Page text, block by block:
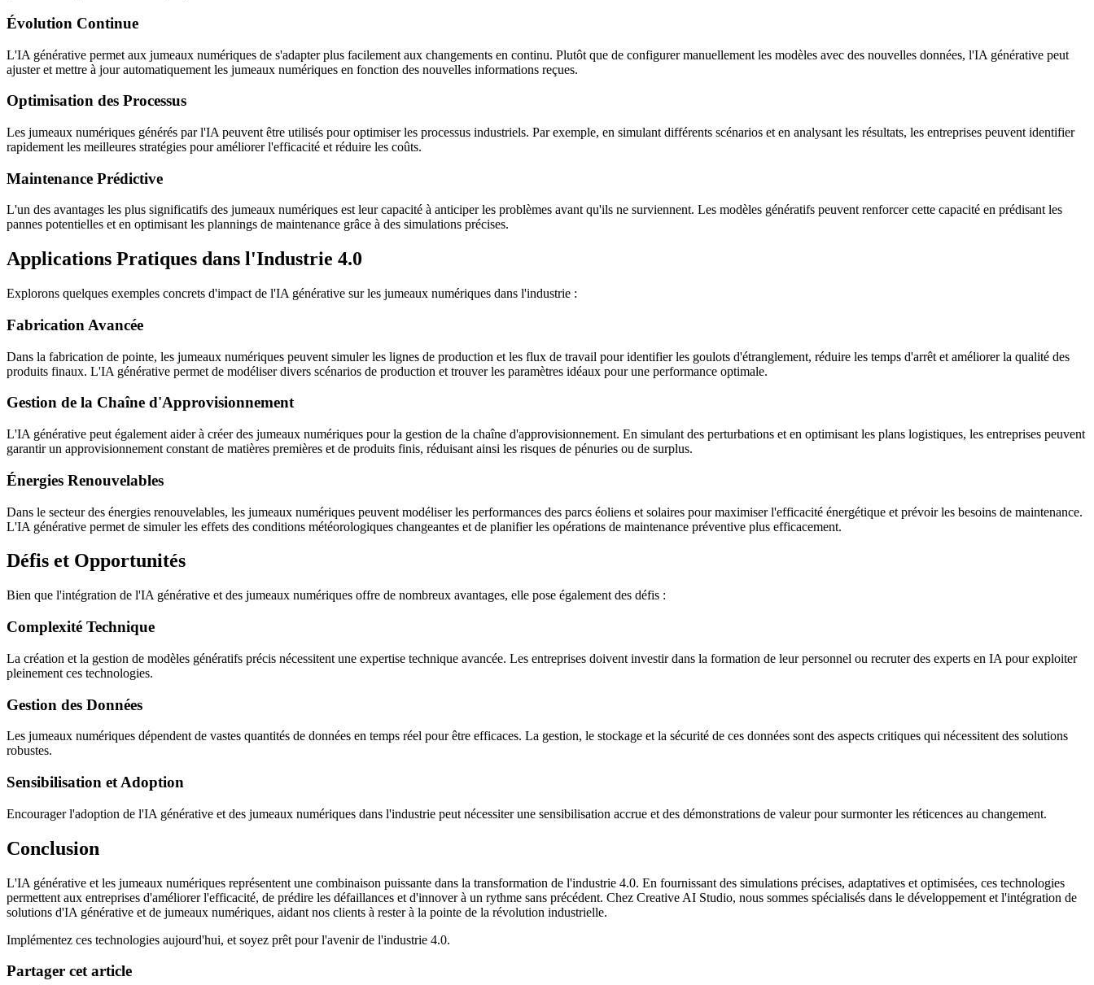
Évolution Continue
L'IA générative permet aux jumeaux numériques de s'adapter plus facilement aux changements en continu. Plutôt que de configurer manuellement les modèles avec des nouvelles données, l'IA générative peut
ajuster et mettre à jour automatiquement les jumeaux numériques en fonction des nouvelles informations reçues.
Optimisation des Processus
Les jumeaux numériques générés par l'IA peuvent être utilisés pour optimiser les processus industriels. Par exemple, en simulant différents scénarios et en analysant les résultats, les entreprises peuvent identifier
rapidement les meilleures stratégies pour améliorer l'efficacité et réduire les coûts.
Maintenance Prédictive
L'un des avantages les plus significatifs des jumeaux numériques est leur capacité à anticiper les problèmes avant qu'ils ne surviennent. Les modèles génératifs peuvent renforcer cette capacité en prédisant les
pannes potentielles et en optimisant les plannings de maintenance grâce à des simulations précises.
Applications Pratiques dans l'Industrie 4.0
Explorons quelques exemples concrets d'impact de l'IA générative sur les jumeaux numériques dans l'industrie :
Fabrication Avancée
Dans la fabrication de pointe, les jumeaux numériques peuvent simuler les lignes de production et les flux de travail pour identifier les goulots d'étranglement, réduire les temps d'arrêt et améliorer la qualité des
produits finaux. L'IA générative permet de modéliser divers scénarios de production et trouver les paramètres idéaux pour une performance optimale.
Gestion de la Chaîne d'Approvisionnement
L'IA générative peut également aider à créer des jumeaux numériques pour la gestion de la chaîne d'approvisionnement. En simulant des perturbations et en optimisant les plans logistiques, les entreprises peuvent
garantir un approvisionnement constant de matières premières et de produits finis, réduisant ainsi les risques de pénuries ou de surplus.
Énergies Renouvelables
Dans le secteur des énergies renouvelables, les jumeaux numériques peuvent modéliser les performances des parcs éoliens et solaires pour maximiser l'efficacité énergétique et prévoir les besoins de maintenance.
L'IA générative permet de simuler les effets des conditions météorologiques changeantes et de planifier les opérations de maintenance préventive plus efficacement.
Défis et Opportunités
Bien que l'intégration de l'IA générative et des jumeaux numériques offre de nombreux avantages, elle pose également des défis :
Complexité Technique
La création et la gestion de modèles génératifs précis nécessitent une expertise technique avancée. Les entreprises doivent investir dans la formation de leur personnel ou recruter des experts en IA pour exploiter
pleinement ces technologies.
Gestion des Données
Les jumeaux numériques dépendent de vastes quantités de données en temps réel pour être efficaces. La gestion, le stockage et la sécurité de ces données sont des aspects critiques qui nécessitent des solutions
robustes.
Sensibilisation et Adoption
Encourager l'adoption de l'IA générative et des jumeaux numériques dans l'industrie peut nécessiter une sensibilisation accrue et des démonstrations de valeur pour surmonter les réticences au changement.
Conclusion
L'IA générative et les jumeaux numériques représentent une combinaison puissante dans la transformation de l'industrie 4.0. En fournissant des simulations précises, adaptatives et optimisées, ces technologies
permettent aux entreprises d'améliorer l'efficacité, de prédire les défaillances et d'innover à un rythme sans précédent. Chez Creative AI Studio, nous sommes spécialisés dans le développement et l'intégration de
solutions d'IA générative et de jumeaux numériques, aidant nos clients à rester à la pointe de la révolution industrielle.
Implémentez ces technologies aujourd'hui, et soyez prêt pour l'avenir de l'industrie 4.0.
Partager cet article